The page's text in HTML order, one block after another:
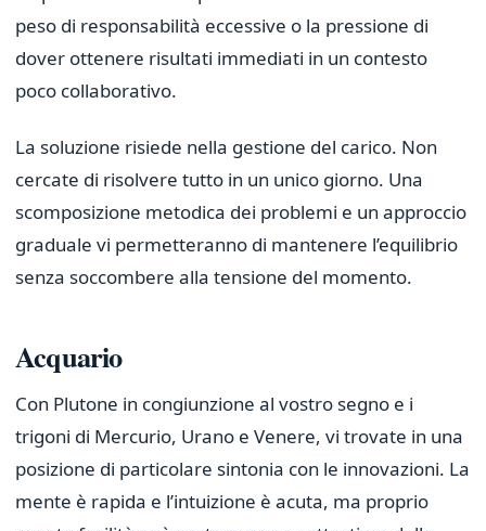
peso di responsabilità eccessive o la pressione di
dover ottenere risultati immediati in un contesto
poco collaborativo.
La soluzione risiede nella gestione del carico. Non
cercate di risolvere tutto in un unico giorno. Una
scomposizione metodica dei problemi e un approccio
graduale vi permetteranno di mantenere l’equilibrio
senza soccombere alla tensione del momento.
Acquario
Con Plutone in congiunzione al vostro segno e i
trigoni di Mercurio, Urano e Venere, vi trovate in una
posizione di particolare sintonia con le innovazioni. La
mente è rapida e l’intuizione è acuta, ma proprio